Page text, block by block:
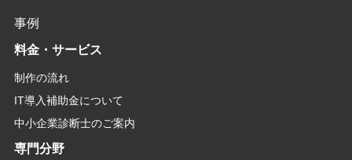
事例
料金・サービス
制作の流れ
IT導入補助金について
中小企業診断士のご案内
専門分野